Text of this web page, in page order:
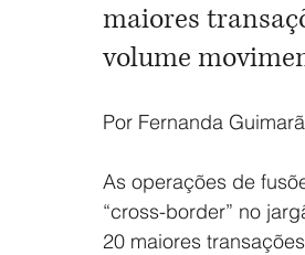
maiores
volume
Por Fernanda
As operações de
“cross-border” no
20 maiores